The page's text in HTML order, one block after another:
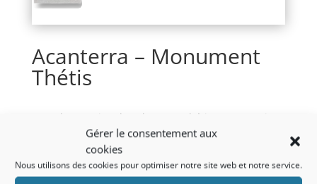
Gérer le consentement aux
cookies
Nous utilisons des cookies pour optimiser notre site web et notre service.
Acanterra – Monument
Thétis
C’est dans un jeu de cubes que Thétis se construit.
Dans un esprit urbain, les plans inclinés des cubes
supportent les portes des cases de ce monument
plus particulièrement destiné aux urnes cinéraires.